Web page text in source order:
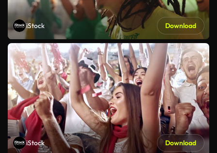
iStock Download
iStock Download